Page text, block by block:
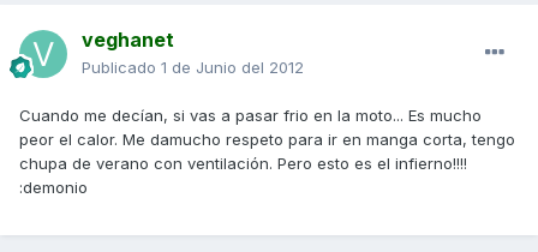
veghanet
Publicado 1 de Junio del 2012
Cuando me decían, si vas a pasar frio en la moto... Es mucho
peor el calor. Me damucho respeto para ir en manga corta, tengo
chupa de verano con ventilación. Pero esto es el infierno!!!!
:demonio